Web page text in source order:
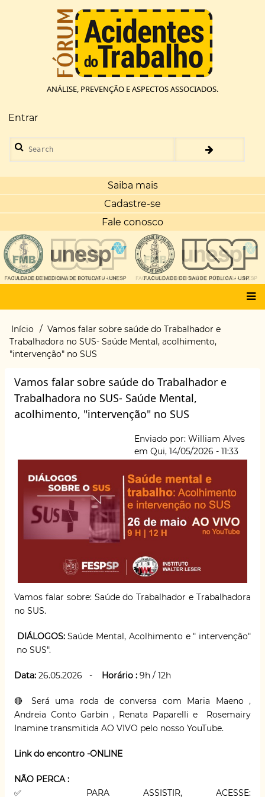
ANÁLISE, PREVENÇÃO E ASPECTOS ASSOCIADOS.
Menu
de
conta
de
usuário
Entrar
Search
Saiba mais
Cadastre-se
Fale conosco
Main
menu
Trilha
navegação
Início
Vamos falar sobre saúde do Trabalhador e
Trabalhadora no SUS- Saúde Mental, acolhimento,
"intervenção" no SUS
Vamos falar sobre saúde do Trabalhador e
Trabalhadora no SUS- Saúde Mental,
acolhimento, "intervenção" no SUS
Enviado por: William Alves
em Qui, 14/05/2026 - 11:33
Vamos falar sobre: Saúde do Trabalhador e Trabalhadora
no SUS.
DIÁLOGOS:Saúde Mental, Acolhimento e " intervenção"
no SUS".
Data: 26.05.2026 - Horário : 9h / 12h
🔴 Será uma roda de conversa com Maria Maeno ,
Andreia Conto Garbin , Renata Paparelli e Rosemairy
Inamine transmitida AO VIVO pelo nosso YouTube.
Link do encontro -ONLINE
NÃO PERCA :
✅ PARA ASSISTIR, ACESSE: